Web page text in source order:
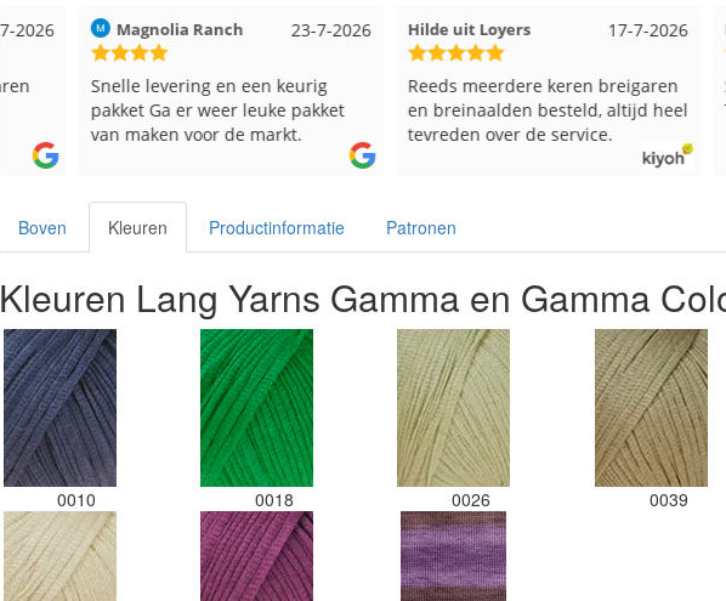
23-7-2026
Magnolia Ranch
Snelle levering en een keurig
pakket Ga er weer leuke pakket
van maken voor de markt.
17-7-2026
Hilde uit Loyers
Reeds meerdere keren breigaren
en breinaalden besteld, altijd heel
tevreden over de service.
Loes uit
Snelle
Top.
Boven Kleuren Productinformatie Patronen
Kleuren Lang Yarns Gamma en Gamma
0010 0018 0026 0039